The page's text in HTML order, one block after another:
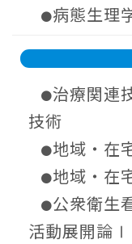
●病態生理
●治療関連
技術
●地域・在
●地域・在
●公衆衛生
活動展開論Ⅰ